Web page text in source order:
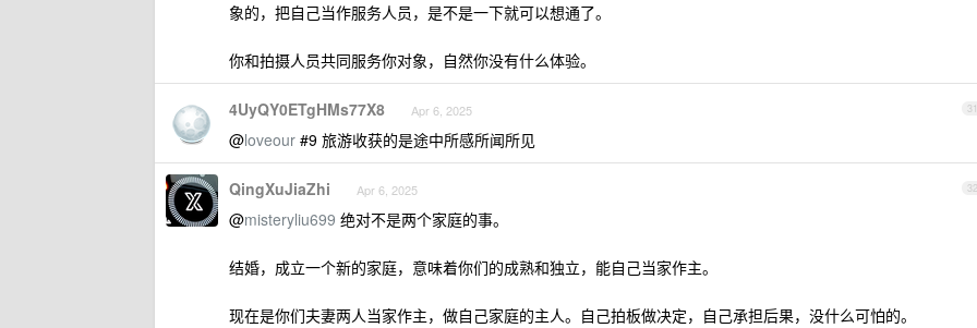
象的，把自己当作服务人员，是不是一下就可以想通了。
你和拍摄人员共同服务你对象，自然你没有什么体验。
31
4UyQY0ETgHMs77X8 Apr 6, 2025
@loveour #9 旅游收获的是途中所感所闻所见
32
QingXuJiaZhi Apr 6, 2025
@misteryliu699 绝对不是两个家庭的事。
结婚，成立一个新的家庭，意味着你们的成熟和独立，能自己当家作主。
现在是你们夫妻两人当家作主，做自己家庭的主人。自己拍板做决定，自己承担后果，没什么可怕的。